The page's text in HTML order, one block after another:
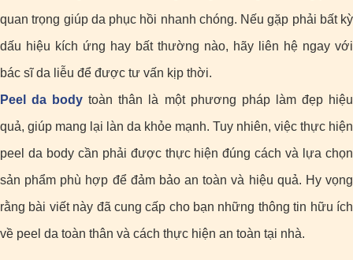
quan trọng giúp da phục hồi nhanh chóng. Nếu gặp phải bất kỳ
dấu hiệu kích ứng hay bất thường nào, hãy liên hệ ngay với
bác sĩ da liễu để được tư vấn kịp thời.
Peel da body toàn thân là một phương pháp làm đẹp hiệu
quả, giúp mang lại làn da khỏe mạnh. Tuy nhiên, việc thực hiện
peel da body cần phải được thực hiện đúng cách và lựa chọn
sản phẩm phù hợp để đảm bảo an toàn và hiệu quả. Hy vọng
rằng bài viết này đã cung cấp cho bạn những thông tin hữu ích
về peel da toàn thân và cách thực hiện an toàn tại nhà.